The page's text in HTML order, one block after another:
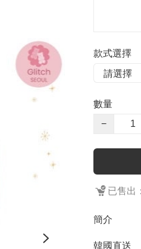
款式選擇
數量
−
已售出
簡介
韓國直送